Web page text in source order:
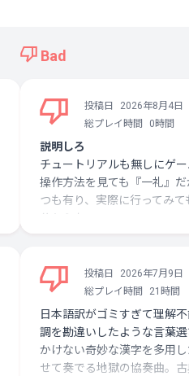
Bad
投稿日
2026年8月4日
総プレイ時間
0時間
説明しろ
チュートリアルも無しにゲ
操作方法を見ても『一礼』
つも有り、実際に行ってみ
分からない
アイテムも名前しか出ず効果
難易度カーブが急
序盤は雑魚がチマチマ湧く
ステージ目で湧き速度が異
『高難易度』と『理不尽』
投稿日
2026年7月9日
総プレイ時間
21時間
日本語訳がゴミすぎて理解
調を勘違いしたような言葉
かけない奇妙な漢字を多用
せて奏でる地獄の協奏曲。